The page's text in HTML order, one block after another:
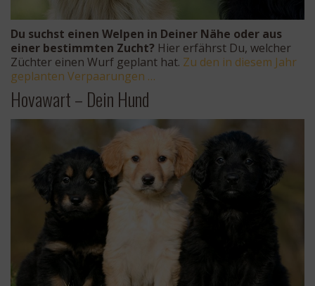
Du suchst einen Welpen in Deiner Nähe oder aus
einer bestimmten Zucht? Hier erfährst Du, welcher
Züchter einen Wurf geplant hat. Zu den in diesem Jahr
geplanten Verpaarungen …
Hovawart – Dein Hund